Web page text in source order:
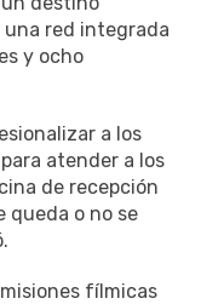
red integrada
y ocho
a los
atender a los
de recepción
queda o no se
fílmicas